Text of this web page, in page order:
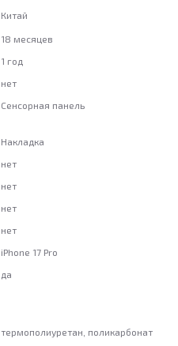
Китай
18 месяцев
1 год
нет
Сенсорная панель
Накладка
нет
нет
нет
нет
iPhone 17 Pro
да
термополиуретан, поликарбонат